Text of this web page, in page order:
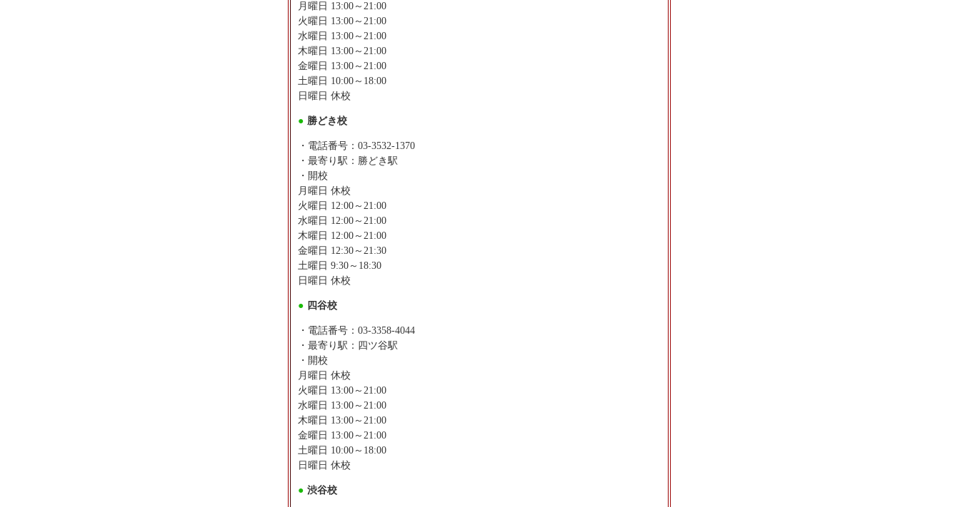
月曜日 13:00～21:00
火曜日 13:00～21:00
水曜日 13:00～21:00
木曜日 13:00～21:00
金曜日 13:00～21:00
土曜日 10:00～18:00
日曜日 休校
● 勝どき校
・電話番号：03-3532-1370
・最寄り駅：勝どき駅
・開校
月曜日 休校
火曜日 12:00～21:00
水曜日 12:00～21:00
木曜日 12:00～21:00
金曜日 12:30～21:30
土曜日 9:30～18:30
日曜日 休校
● 四谷校
・電話番号：03-3358-4044
・最寄り駅：四ツ谷駅
・開校
月曜日 休校
火曜日 13:00～21:00
水曜日 13:00～21:00
木曜日 13:00～21:00
金曜日 13:00～21:00
土曜日 10:00～18:00
日曜日 休校
● 渋谷校